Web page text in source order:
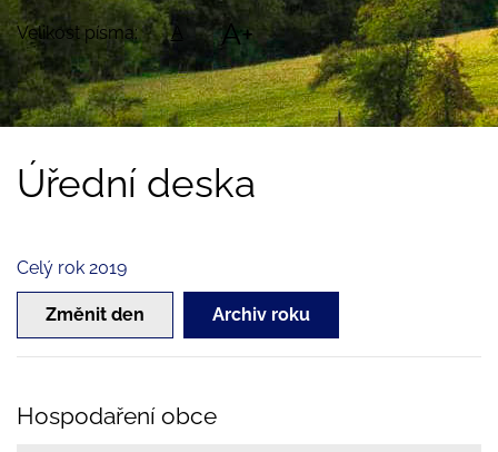
Velikost písma: A A+
Úřední deska
Celý rok 2019
Změnit den Archiv roku
Hospodaření obce